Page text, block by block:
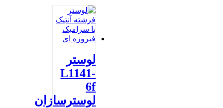
لوستر
L1141-
6f
لوسترسازان